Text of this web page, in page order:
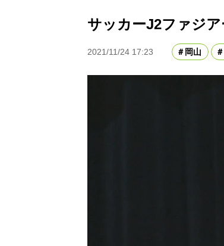
サッカーJ2ファジ
2021/11/24 17:23 岡山